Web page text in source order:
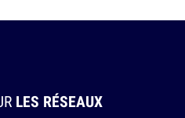
LES RÉSEAUX